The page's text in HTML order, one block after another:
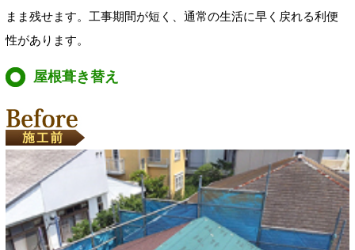
まま残せます。工事期間が短く、通常の生活に早く戻れる利便
性があります。
屋根葺き替え